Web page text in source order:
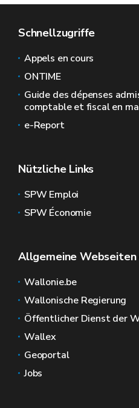
Schnellzugriffe
Appels en cours
ONTIME
Guide des dépenses
comptable et fiscal en
e-Report
Nützliche Links
SPW Emploi
SPW Économie
Allgemeine
Wallonie.be
Wallonische Regierung
Öffentlicher Dienst der
Wallex
Geoportal
Jobs